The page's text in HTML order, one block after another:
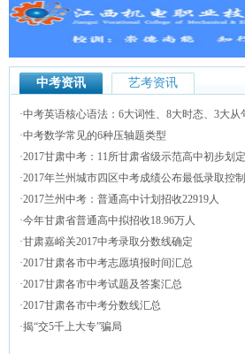
中考资讯 艺考资讯
·中考英语核心语法：6大词性、8大时态、3大从
·中考数学常见的6种压轴题类型
·2017甘肃中考：11所甘肃省级示范高中初步划
·2017年兰州城市四区中考成绩公布最低录取控
·2017兰州中考：普通高中计划招收22919人
·今年甘肃省普通高中拟招收18.96万人
·甘肃嘉峪关2017中考录取分数线确定
·2017甘肃各市中考志愿填报时间汇总
·2017甘肃各市中考试题及答案汇总
·2017甘肃各市中考分数线汇总
·揭“交5千上大专”骗局